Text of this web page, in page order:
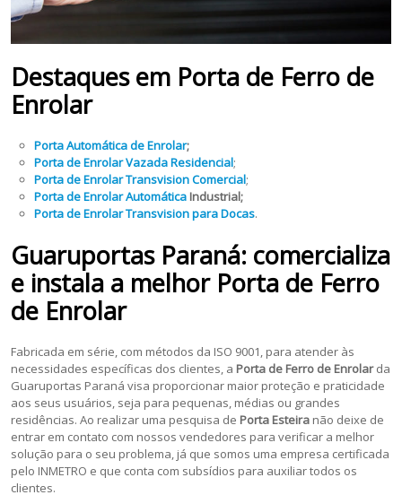
Destaques em Porta de Ferro de
Enrolar
Porta Automática de Enrolar;
Porta de Enrolar Vazada Residencial;
Porta de Enrolar Transvision Comercial;
Porta de Enrolar Automática Industrial;
Porta de Enrolar Transvisionpara Docas.
Guaruportas Paraná: comercializa
e instala a melhor Porta de Ferro
de Enrolar
Fabricada em série, com métodos da ISO 9001, para atender às
necessidades específicas dos clientes, a Porta de Ferro de Enrolarda
Guaruportas Paraná visa proporcionar maior proteção e praticidade
aos seus usuários, seja para pequenas, médias ou grandes
residências. Ao realizar uma pesquisa de Porta Esteira não deixe de
entrar em contato com nossos vendedores para verificar a melhor
solução para o seu problema, já que somos uma empresa certificada
pelo INMETRO e que conta com subsídios para auxiliar todos os
clientes.